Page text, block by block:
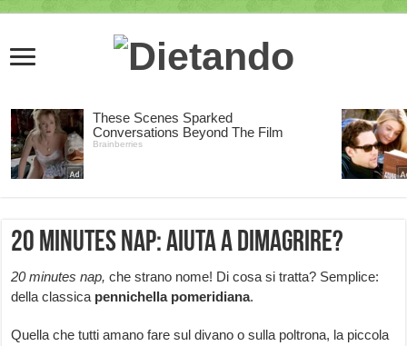
20 minutes nap: aiuta a dimagrire?
20 minutes nap, che strano nome! Di cosa si tratta? Semplice:
della classica pennichella pomeridiana.
Quella che tutti amano fare sul divano o sulla poltrona, la piccola